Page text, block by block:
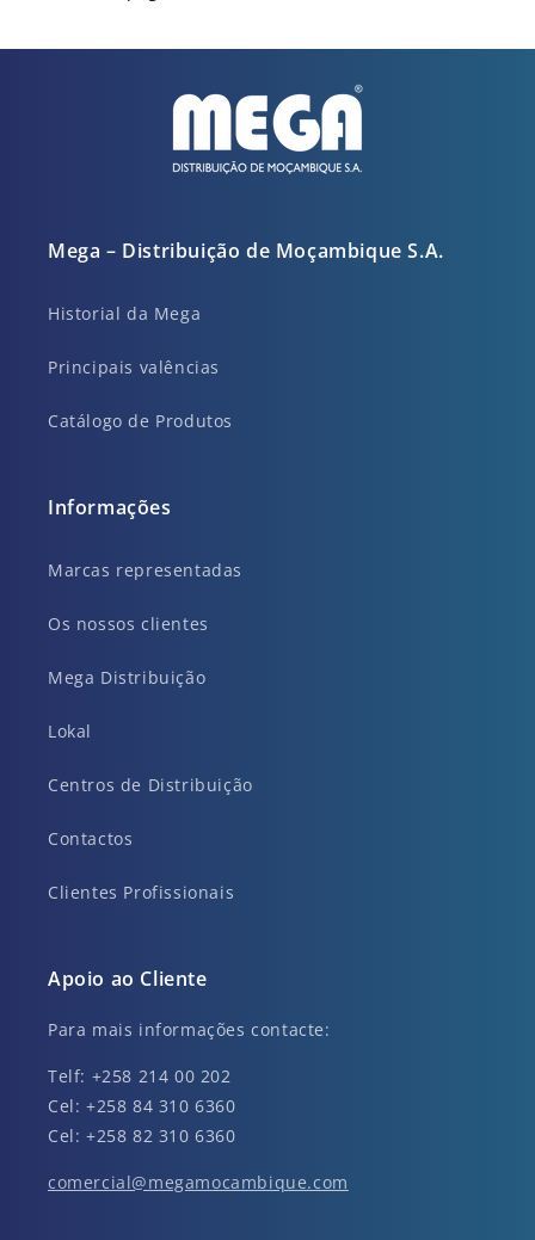
Mega – Distribuição de Moçambique S.A.
Historial da Mega
Principais valências
Catálogo de Produtos
Informações
Marcas representadas
Os nossos clientes
Mega Distribuição
Lokal
Centros de Distribuição
Contactos
Clientes Profissionais
Apoio ao Cliente
Para mais informações contacte:
Telf: +258 214 00 202
Cel: +258 84 310 6360
Cel: +258 82 310 6360
comercial@megamocambique.com